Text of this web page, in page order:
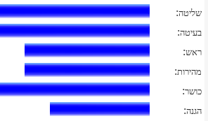
שליטה:
בעיטה:
ראש:
מהירות:
כושר:
הגנה: